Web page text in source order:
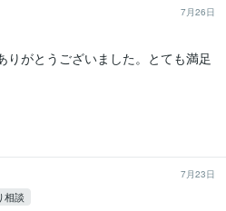
7月26日
りがとうございました。とても満足
7月23日
相談